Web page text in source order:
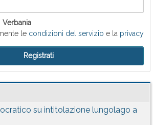
Verbania
le condizioni del servizio e la privacy
su intitolazione lungolago a